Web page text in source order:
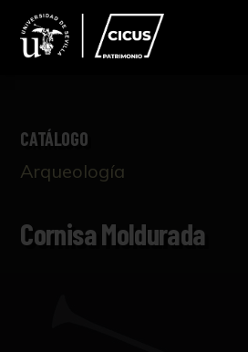
CATÁLOGO
Arqueología
Cornisa Moldurada